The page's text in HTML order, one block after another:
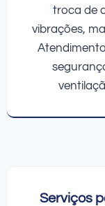
troca de
vibrações,
Serviços